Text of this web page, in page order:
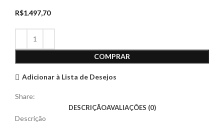
R$1.497,70
COMPRAR
Adicionar à Lista de Desejos
Share:
DESCRIÇÃOAVALIAÇÕES (0)
Descrição